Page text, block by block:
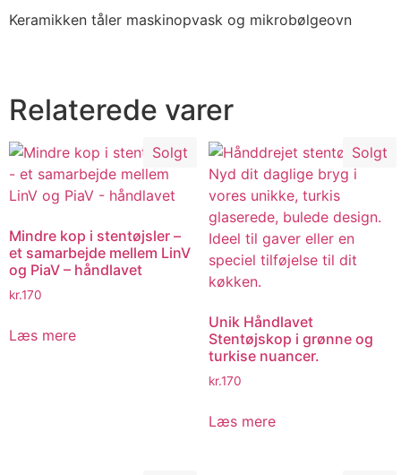
Keramikken tåler maskinopvask og mikrobølgeovn
Relaterede varer
Solgt
Mindre kop i stentøjsler –
et samarbejde mellem LinV
og PiaV – håndlavet
kr.170
Læs mere
Solgt
Unik Håndlavet
Stentøjskop i grønne og
turkise nuancer.
kr.170
Læs mere